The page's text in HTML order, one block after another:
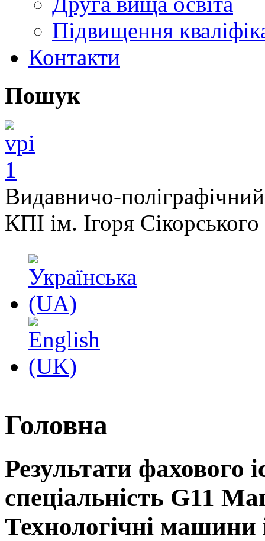
Підвищення
Контакти
Пошук
Видавничо-
КПІ ім. Ігоря Сікорського
Головна
Результати фахового
спеціальність G11
Технологічні машини